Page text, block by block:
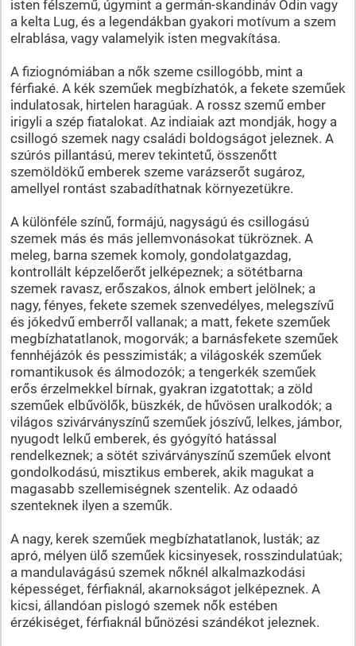
isten félszemű, úgymint a germán-skandináv Ódin vagy
a kelta Lug, és a legendákban gyakori motívum a szem
elrablása, vagy valamelyik isten megvakítása.
A fiziognómiában a nők szeme csillogóbb, mint a
férfiaké. A kék szeműek megbízhatók, a fekete szeműek
indulatosak, hirtelen haragúak. A rossz szemű ember
irigyli a szép fiatalokat. Az indiaiak azt mondják, hogy a
csillogó szemek nagy családi boldogságot jeleznek. A
szúrós pillantású, merev tekintetű, összenőtt
szemöldökű emberek szeme varázserőt sugároz,
amellyel rontást szabadíthatnak környezetükre.
A különféle színű, formájú, nagyságú és csillogású
szemek más és más jellemvonásokat tükröznek. A
meleg, barna szemek komoly, gondolatgazdag,
kontrollált képzelőerőt jelképeznek; a sötétbarna
szemek ravasz, erőszakos, álnok embert jelölnek; a
nagy, fényes, fekete szemek szenvedélyes, melegszívű
és jókedvű emberről vallanak; a matt, fekete szeműek
megbízhatatlanok, mogorvák; a barnásfekete szeműek
fennhéjázók és pesszimisták; a világoskék szeműek
romantikusok és álmodozók; a tengerkék szeműek
erős érzelmekkel bírnak, gyakran izgatottak; a zöld
szeműek elbűvölők, büszkék, de hűvösen uralkodók; a
világos szivárványszínű szeműek jószívű, lelkes, jámbor,
nyugodt lelkű emberek, és gyógyító hatással
rendelkeznek; a sötét szivárványszínű szeműek elvont
gondolkodású, misztikus emberek, akik magukat a
magasabb szellemiségnek szentelik. Az odaadó
szenteknek ilyen a szeműk.
A nagy, kerek szeműek megbízhatatlanok, lusták; az
apró, mélyen ülő szeműek kicsinyesek, rosszindulatúak;
a mandulavágású szemek nőknél alkalmazkodási
képességet, férfiaknál, akarnokságot jelképeznek. A
kicsi, állandóan pislogó szemek nők estében
érzékiséget, férfiaknál bűnözési szándékot jeleznek.